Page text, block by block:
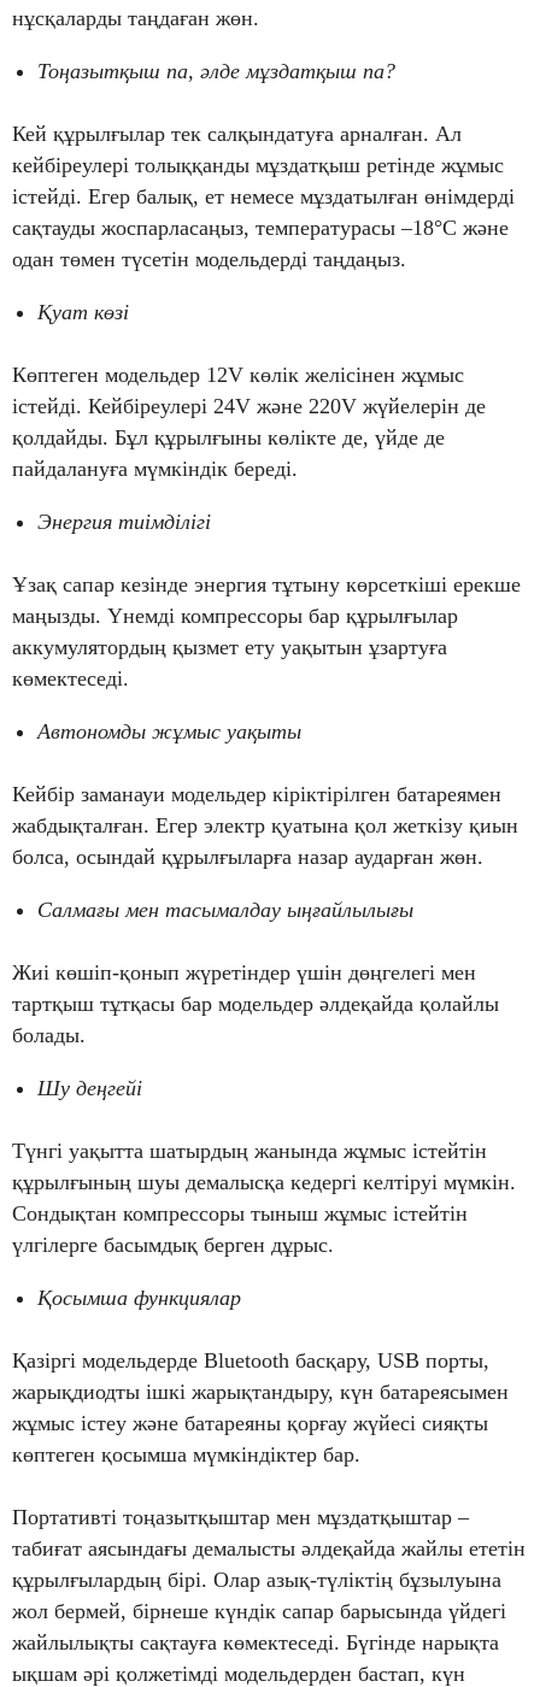
нұсқаларды таңдаған жөн.
Тоңазытқыш па, әлде мұздатқыш па?
Кей құрылғылар тек салқындатуға арналған. Ал
кейбіреулері толыққанды мұздатқыш ретінде жұмыс
істейді. Егер балық, ет немесе мұздатылған өнімдерді
сақтауды жоспарласаңыз, температурасы –18°C және
одан төмен түсетін модельдерді таңдаңыз.
Қуат көзі
Көптеген модельдер 12V көлік желісінен жұмыс
істейді. Кейбіреулері 24V және 220V жүйелерін де
қолдайды. Бұл құрылғыны көлікте де, үйде де
пайдалануға мүмкіндік береді.
Энергия тиімділігі
Ұзақ сапар кезінде энергия тұтыну көрсеткіші ерекше
маңызды. Үнемді компрессоры бар құрылғылар
аккумулятордың қызмет ету уақытын ұзартуға
көмектеседі.
Автономды жұмыс уақыты
Кейбір заманауи модельдер кіріктірілген батареямен
жабдықталған. Егер электр қуатына қол жеткізу қиын
болса, осындай құрылғыларға назар аударған жөн.
Салмағы мен тасымалдау ыңғайлылығы
Жиі көшіп-қонып жүретіндер үшін дөңгелегі мен
тартқыш тұтқасы бар модельдер әлдеқайда қолайлы
болады.
Шу деңгейі
Түнгі уақытта шатырдың жанында жұмыс істейтін
құрылғының шуы демалысқа кедергі келтіруі мүмкін.
Сондықтан компрессоры тыныш жұмыс істейтін
үлгілерге басымдық берген дұрыс.
Қосымша функциялар
Қазіргі модельдерде Bluetooth басқару, USB порты,
жарықдиодты ішкі жарықтандыру, күн батареясымен
жұмыс істеу және батареяны қорғау жүйесі сияқты
көптеген қосымша мүмкіндіктер бар.
Портативті тоңазытқыштар мен мұздатқыштар –
табиғат аясындағы демалысты әлдеқайда жайлы ететін
құрылғылардың бірі. Олар азық-түліктің бұзылуына
жол бермей, бірнеше күндік сапар барысында үйдегі
жайлылықты сақтауға көмектеседі. Бүгінде нарықта
ықшам әрі қолжетімді модельдерден бастап, күн